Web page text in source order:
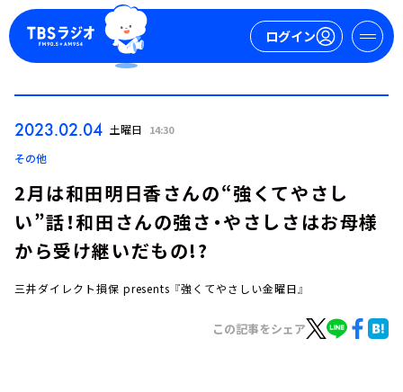
ログイン
2023.02.04 土曜日 14:30
その他
2月は和田明日香さんの“強くてやさし
い”話！和田さんの強さ・やさしさはお母様
から受け継いだもの!?
三井ダイレクト損保 presents 『強くてやさしい金曜日』
この記事をシェア